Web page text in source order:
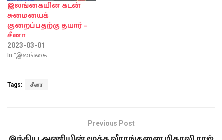
இலங்கையின் கடன்
சுமையைக்
குறைப்பதற்கு தயார் –
சீனா
2023-03-01
In "இலங்கை"
Tags: சீனா
Previous Post